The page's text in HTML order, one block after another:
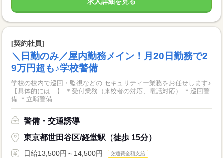
[契約社員]
＼日勤のみ／屋内勤務メイン！月20日勤務で2
9万円超も♪学校警備
学校の校内で巡回・監視などの セキュリティー業務をお任せします♪
【具体的には…】 ＊受付業務（来校者の対応、電話対応） ＊巡回警
備 ＊立哨警備...
警備・交通誘導
東京都世田谷区/経堂駅（徒歩 15分）
日給13,500円～14,500円 交通費全額支給